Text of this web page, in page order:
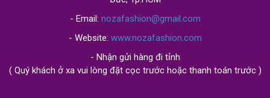
- Email: nozafashion@gmail.com
- Website: www.nozafashion.com
- Nhận gửi hàng đi tỉnh
( Quý khách ở xa vui lòng đặt cọc trước hoặc thanh toán trước )